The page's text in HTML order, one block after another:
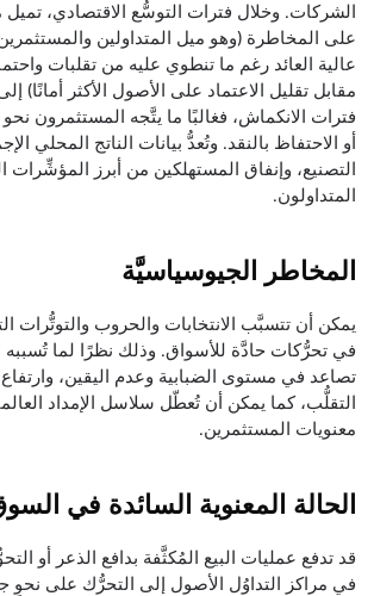
الشركات. وخلال فترات التوسُّع الاقتصادي، تميل
على المخاطرة (وهو ميل المتداولين
عالية العائد رغم ما تنطوي عليه من تقلبات
مقابل تقليل الاعتماد على الأصول الأكثر أمانًا)
فترات الانكماش، فغالبًا ما يتَّجه المستثمرون
أو الاحتفاظ بالنقد. وتُعدُّ بيانات الناتج المحلي
التصنيع، وإنفاق المستهلكين من أبرز المؤشِّرات
المتداولون.
المخاطر الجيوسياسيَّة
يمكن أن تتسبَّب الانتخابات والحروب والتوتُّرات
في تحرُّكات حادَّة للأسواق. وذلك نظرًا لما
تصاعد في مستوى الضبابية وعدم اليقين،
التقلُّب، كما يمكن أن تُعطّل سلاسل الإمداد
معنويات المستثمرين.
الحالة المعنوية السائدة في
قد تدفع عمليات البيع المُكثَّفة بدافع الذعر أو
في مراكز التداوُل الأصول إلى التحرُّك على